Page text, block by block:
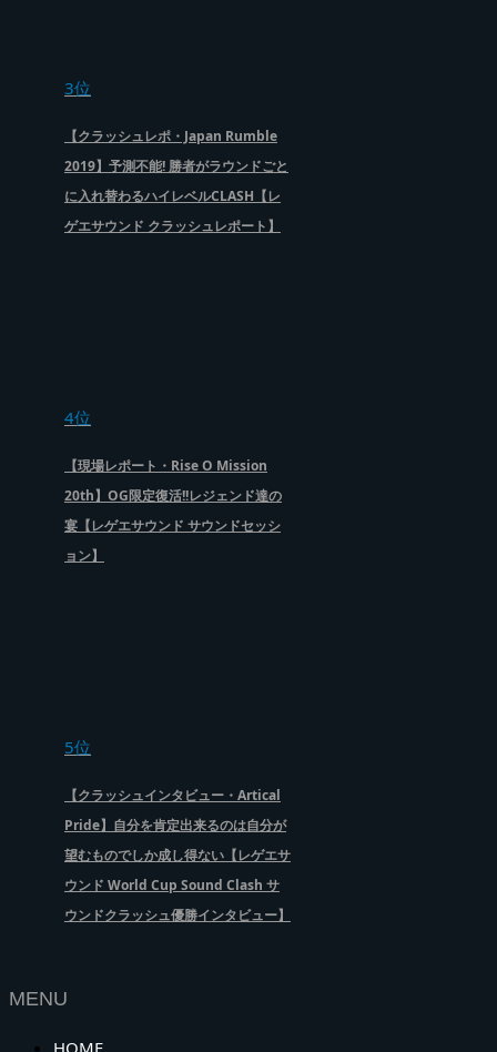
3位
【クラッシュレポ・Japan Rumble
2019】予測不能! 勝者がラウンドごと
に入れ替わるハイレベルCLASH【レ
ゲエサウンド クラッシュレポート】
4位
【現場レポート・Rise O Mission
20th】OG限定復活!!レジェンド達の
宴【レゲエサウンド サウンドセッシ
ョン】
5位
【クラッシュインタビュー・Artical
Pride】自分を肯定出来るのは自分が
望むものでしか成し得ない【レゲエサ
ウンド World Cup Sound Clash サ
ウンドクラッシュ優勝インタビュー】
MENU